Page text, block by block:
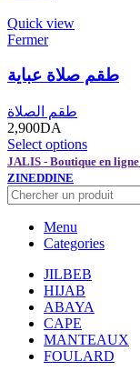
Quick view
Fermer
طقم صلاة عباية
طقم الصلاة
2,900DA
Select options
JALIS - Boutique en ligne
ZINEDDINE
Menu
Categories
JILBEB
HIJAB
ABAYA
CAPE
MANTEAUX
FOULARD